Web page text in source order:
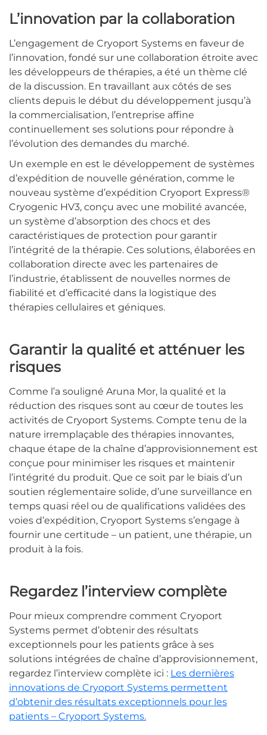
L’innovation par la collaboration
L’engagement de Cryoport Systems en faveur de
l’innovation, fondé sur une collaboration étroite avec
les développeurs de thérapies, a été un thème clé
de la discussion. En travaillant aux côtés de ses
clients depuis le début du développement jusqu’à
la commercialisation, l’entreprise affine
continuellement ses solutions pour répondre à
l’évolution des demandes du marché.
Un exemple en est le développement de systèmes
d’expédition de nouvelle génération, comme le
nouveau système d’expédition Cryoport Express®
Cryogenic HV3, conçu avec une mobilité avancée,
un système d’absorption des chocs et des
caractéristiques de protection pour garantir
l’intégrité de la thérapie. Ces solutions, élaborées en
collaboration directe avec les partenaires de
l’industrie, établissent de nouvelles normes de
fiabilité et d’efficacité dans la logistique des
thérapies cellulaires et géniques.
Garantir la qualité et atténuer les
risques
Comme l’a souligné Aruna Mor, la qualité et la
réduction des risques sont au cœur de toutes les
activités de Cryoport Systems. Compte tenu de la
nature irremplaçable des thérapies innovantes,
chaque étape de la chaîne d’approvisionnement est
conçue pour minimiser les risques et maintenir
l’intégrité du produit. Que ce soit par le biais d’un
soutien réglementaire solide, d’une surveillance en
temps quasi réel ou de qualifications validées des
voies d’expédition, Cryoport Systems s’engage à
fournir une certitude – un patient, une thérapie, un
produit à la fois.
Regardez l’interview complète
Pour mieux comprendre comment Cryoport
Systems permet d’obtenir des résultats
exceptionnels pour les patients grâce à ses
solutions intégrées de chaîne d’approvisionnement,
regardez l’interview complète ici : Les dernières
innovations de Cryoport Systems permettent
d’obtenir des résultats exceptionnels pour les
patients – Cryoport Systems.